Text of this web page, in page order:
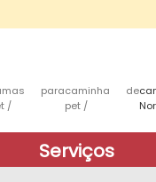
paracaminha de
pet
Serviços